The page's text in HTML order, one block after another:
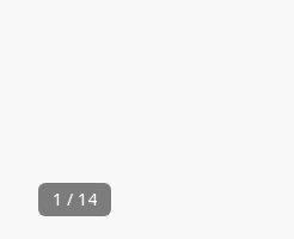
1 / 14